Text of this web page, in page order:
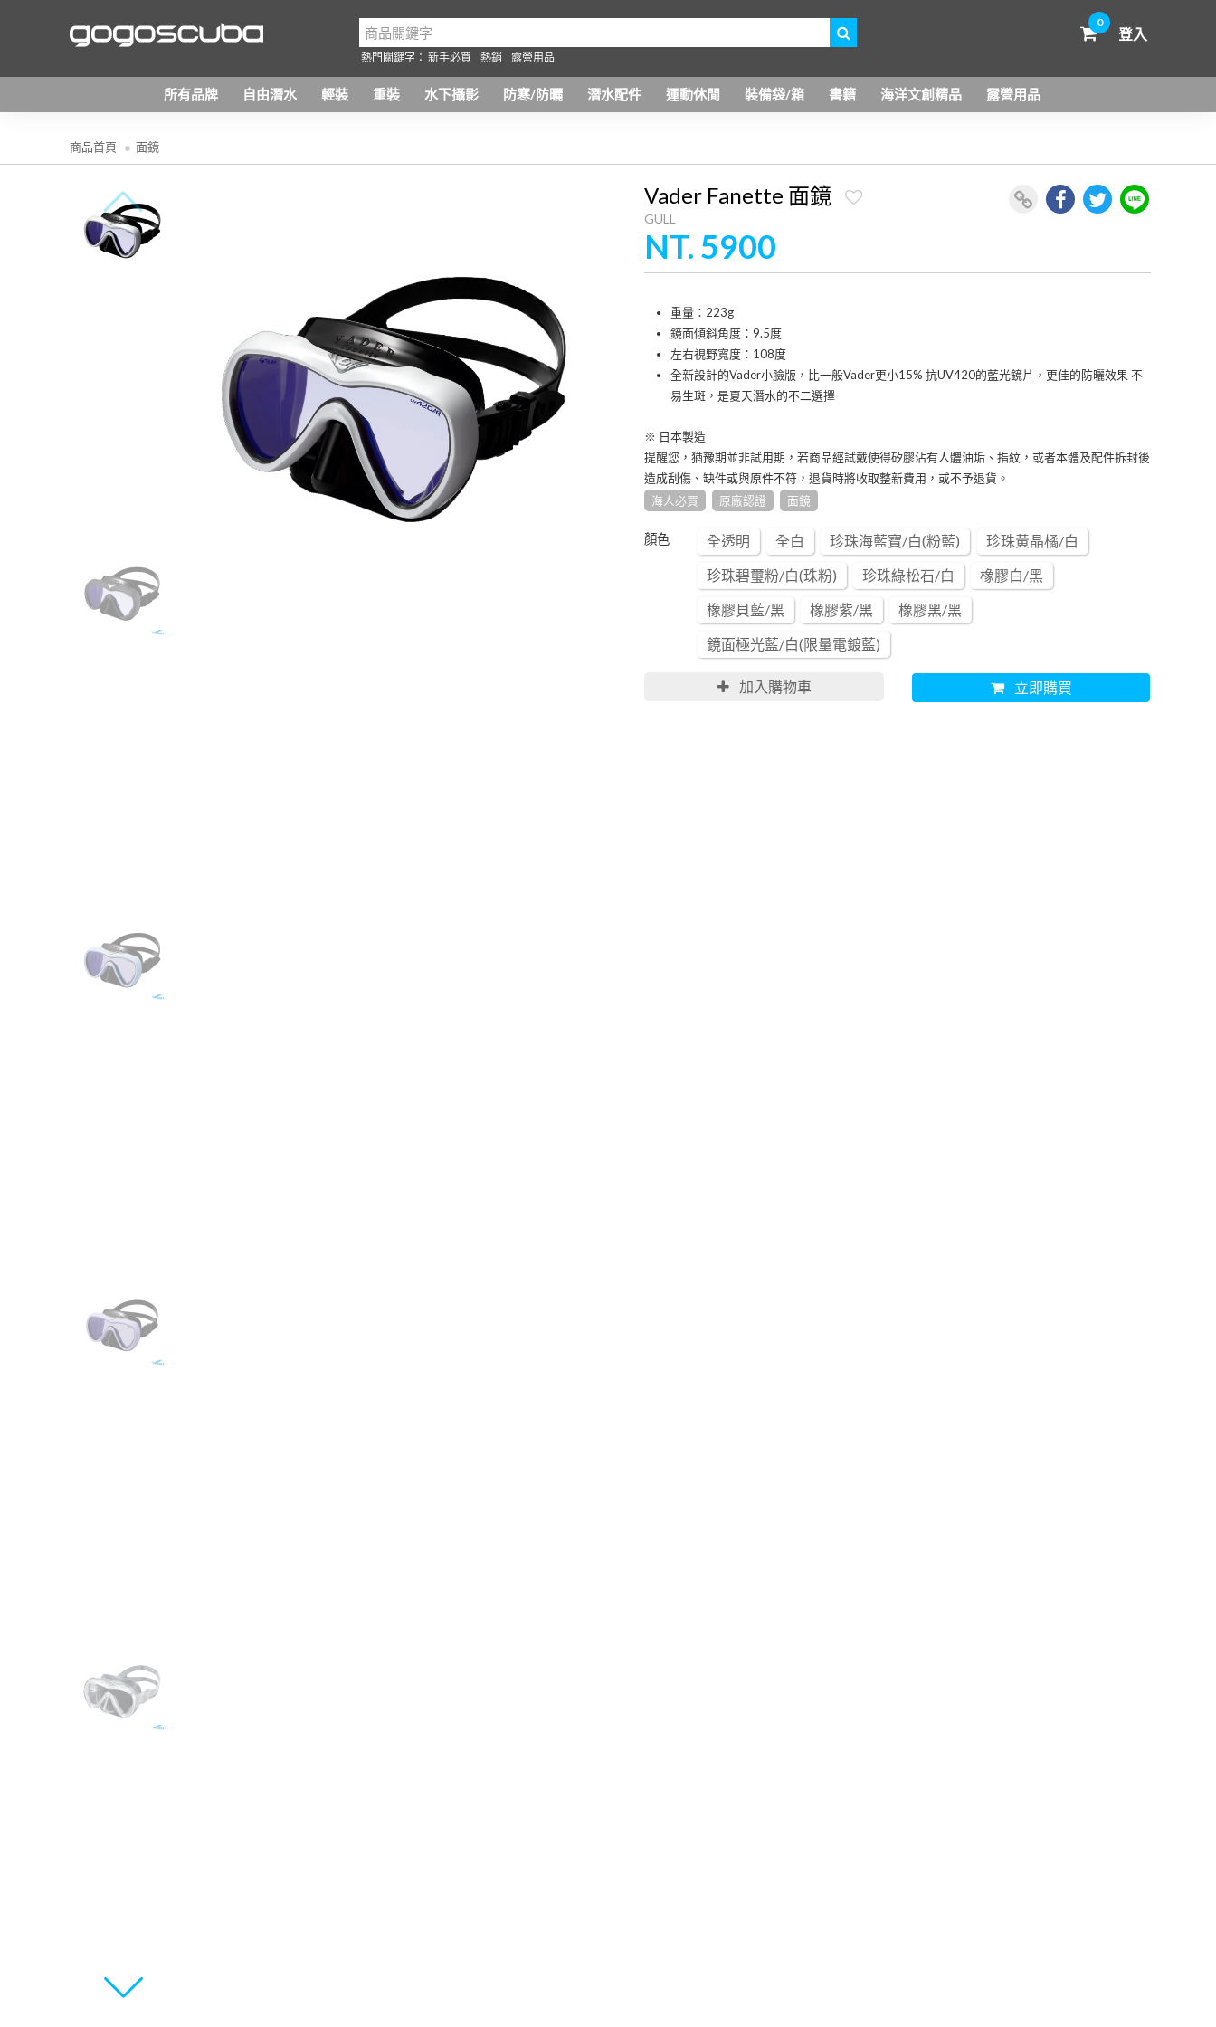
0
登入
熱門關鍵字： 新手必買 熱銷 露營用品
所有品牌 自由潛水 輕裝 重裝 水下攝影 防寒/防曬 潛水配件 運動休閒 裝備袋/箱 書籍 海洋文創精品 露營用品
商品首頁 面鏡
Vader Fanette 面鏡
GULL
NT. 5900
重量：223g
鏡面傾斜角度：9.5度
左右視野寬度：108度
全新設計的Vader小臉版，比一般Vader更小15% 抗UV420的藍光鏡片，更佳的防曬效果 不
易生斑，是夏天潛水的不二選擇
※ 日本製造
提醒您，猶豫期並非試用期，若商品經試戴使得矽膠沾有人體油垢、指紋，或者本體及配件拆封後
造成刮傷、缺件或與原件不符，退貨時將收取整新費用，或不予退貨。
海人必買
原廠認證 面鏡
顏色 全透明 全白 珍珠海藍寶/白(粉藍)
珍珠黃晶橘/白
珍珠碧璽粉/白(珠粉)
珍珠綠松石/白
橡膠白/黑
橡膠貝藍/黑
橡膠紫/黑
橡膠黑/黑
鏡面極光藍/白(限量電鍍藍)
加入購物車 立即購買